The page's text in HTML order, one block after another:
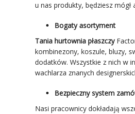
u nas produkty, będziesz
Bogatyasortyment
Tania hurtownia płaszczy
kombinezony, koszule, bluzy,
dodatków. Wszystkie z nich w
wachlarza znanych
Bezpieczny system
Nasi pracownicy dokładają